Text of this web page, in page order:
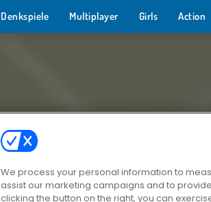
Denkspiele Multiplayer Girls Action
We process your personal information to
assist our marketing campaigns and to
clicking the button on the right, you can